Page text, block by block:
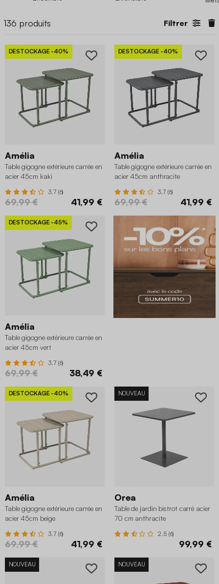
136 produits Filtrer
DESTOCKAGE -40%
Amélia
Table gigogne extérieure carrée en
acier 45cm kaki
3.7 (6)
69,99 € 41,99 €
DESTOCKAGE -40%
Amélia
Table gigogne extérieure carrée en
acier 45cm anthracite
3.7 (6)
69,99 € 41,99 €
DESTOCKAGE -45%
Amélia
Table gigogne extérieure carrée en
acier 45cm vert
3.7 (6)
69,99 € 38,49 €
DESTOCKAGE -40%
Amélia
Table gigogne extérieure carrée en
acier 45cm beige
3.7 (6)
69,99 € 41,99 €
NOUVEAU
Orea
Table de jardin bistrot carré acier
70 cm anthracite
2.5 (6)
99,99 €
NOUVEAU NOUVEAU